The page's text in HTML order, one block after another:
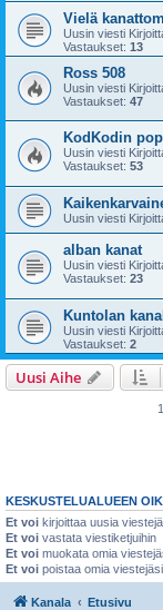
Vielä
Uusin viesti
Vastaukset: 13
Ross 508
Uusin viesti
Vastaukset: 47
KodKodin
Uusin viesti
Vastaukset: 53
Uusin viesti
alban kanat
Uusin viesti
Vastaukset: 23
Kuntolan
Uusin viesti
Vastaukset: 2
Uusi Aihe
KESKUSTELUALUEEN
Et voi kirjoittaa uusia viestejä
Et voi vastata viestiketjuihin
Et voi muokata omia
Et voi poistaa omia viestejäsi
Kanala Etusivu